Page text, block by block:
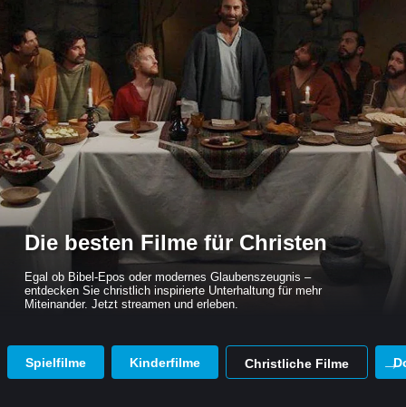
Die besten Filme für Christen
Egal ob Bibel-Epos oder modernes Glaubenszeugnis –
entdecken Sie christlich inspirierte Unterhaltung für mehr
Miteinander. Jetzt streamen und erleben.
Spielfilme Kinderfilme Christliche Filme